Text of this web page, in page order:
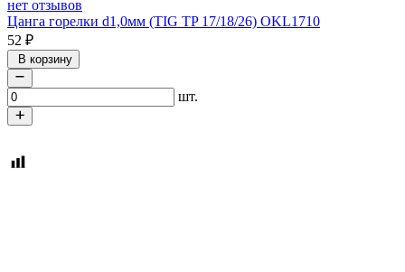
нет отзывов
Цанга горелки d1,0мм (TIG TP 17/18/26) OKL1710
52 ₽
В корзину
шт.